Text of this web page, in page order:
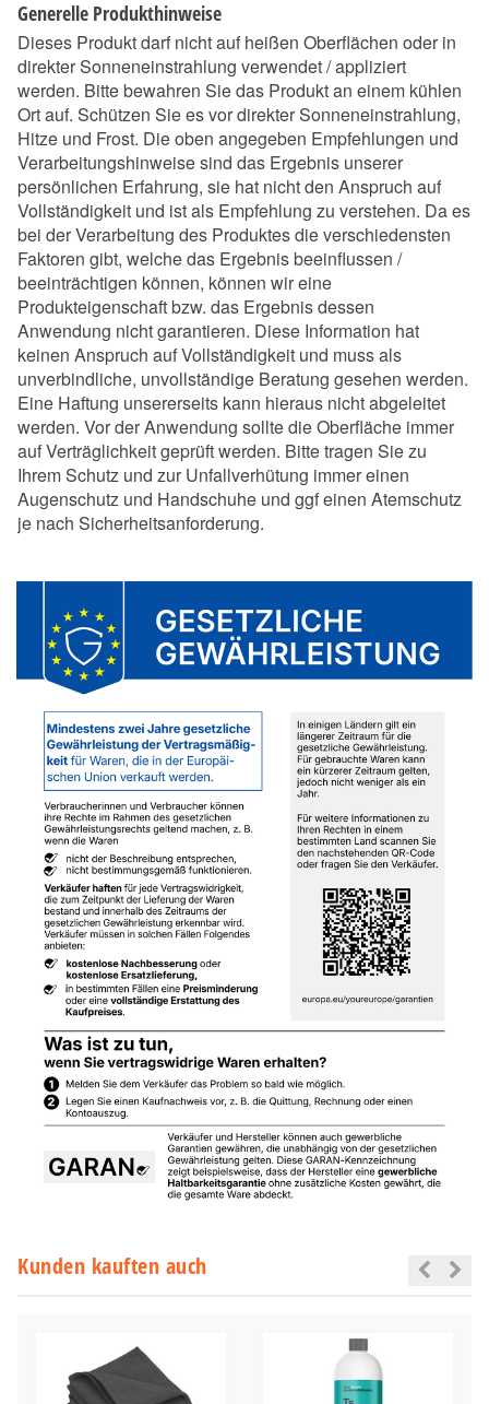
Generelle Produkthinweise
Dieses Produkt darf nicht auf heißen Oberflächen oder in
direkter Sonneneinstrahlung verwendet / appliziert
werden. Bitte bewahren Sie das Produkt an einem kühlen
Ort auf. Schützen Sie es vor direkter Sonneneinstrahlung,
Hitze und Frost. Die oben angegeben Empfehlungen und
Verarbeitungshinweise sind das Ergebnis unserer
persönlichen Erfahrung, sie hat nicht den Anspruch auf
Vollständigkeit und ist als Empfehlung zu verstehen. Da es
bei der Verarbeitung des Produktes die verschiedensten
Faktoren gibt, welche das Ergebnis beeinflussen /
beeinträchtigen können, können wir eine
Produkteigenschaft bzw. das Ergebnis dessen
Anwendung nicht garantieren. Diese Information hat
keinen Anspruch auf Vollständigkeit und muss als
unverbindliche, unvollständige Beratung gesehen werden.
Eine Haftung unsererseits kann hieraus nicht abgeleitet
werden. Vor der Anwendung sollte die Oberfläche immer
auf Verträglichkeit geprüft werden. Bitte tragen Sie zu
Ihrem Schutz und zur Unfallverhütung immer einen
Augenschutz und Handschuhe und ggf einen Atemschutz
je nach Sicherheitsanforderung.
Kunden kauften auch